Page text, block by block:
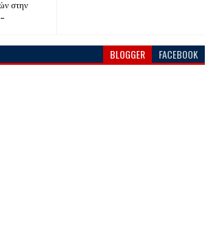
στην
BLOGGER FACEBOOK